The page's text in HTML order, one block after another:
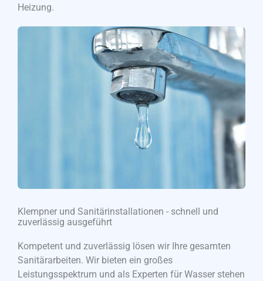
Heizung.
Klempner und Sanitärinstallationen - schnell und
zuverlässig ausgeführt
Kompetent und zuverlässig lösen wir Ihre gesamten
Sanitärarbeiten. Wir bieten ein großes
Leistungsspektrum und als Experten für Wasser stehen